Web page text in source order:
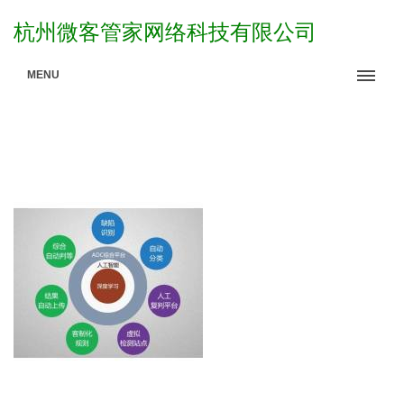
杭州微客管家网络科技有限公司
MENU